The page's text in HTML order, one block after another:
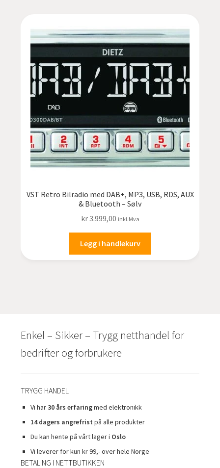
VST Retro Bilradio med DAB+, MP3, USB, RDS, AUX
& Bluetooth – Sølv
kr3.999,00 inkl.Mva
Legg i handlekurv
Enkel – Sikker – Trygg netthandel for
bedrifter og forbrukere
TRYGG HANDEL
Vi har30 års erfaringmed elektronikk
14 dagers angrefrist på alle produkter
Du kan hente på vårt lager i Oslo
Vi leverer for kun kr 99,- over hele Norge
BETALING I NETTBUTIKKEN